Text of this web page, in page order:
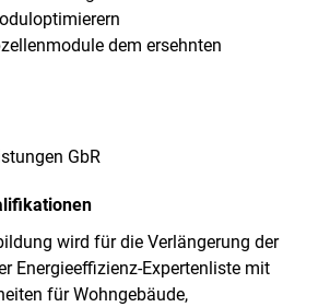
dem ersehnten
GbR
wird für die Verlängerung der
Energieeffizienz-Expertenliste mit
für Wohngebäude,